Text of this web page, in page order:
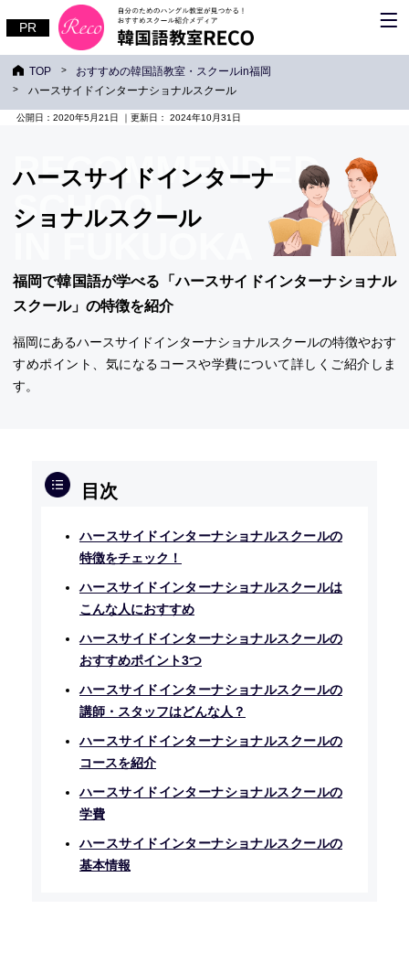
TOP
おすすめの韓国語教室・スクールin福岡
ハースサイドインターナショナルスクール
公開日： 2020年5月21日 ｜更新日： 2024年10月31日
ハースサイドインターナ
ショナルスクール
福岡で韓国語が学べる「ハースサイドインターナショナル
スクール」の特徴を紹介
福岡にあるハースサイドインターナショナルスクールの特徴やおす
すめポイント、気になるコースや学費について詳しくご紹介しま
す。
RECOMMENDED
SCHOOL
ハースサイドインターナショナルスクールの
特徴をチェック！
ハースサイドインターナショナルスクールは
こんな人におすすめ
ハースサイドインターナショナルスクールの
おすすめポイント3つ
ハースサイドインターナショナルスクールの
講師・スタッフはどんな人？
ハースサイドインターナショナルスクールの
コースを紹介
ハースサイドインターナショナルスクールの
学費
ハースサイドインターナショナルスクールの
基本情報